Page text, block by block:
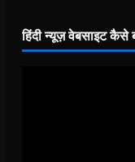
हिंदी न्यूज़ वेबसाइट कैसे